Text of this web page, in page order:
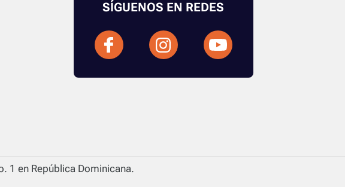
SÍGUENOS EN REDES
1 en República Dominicana.